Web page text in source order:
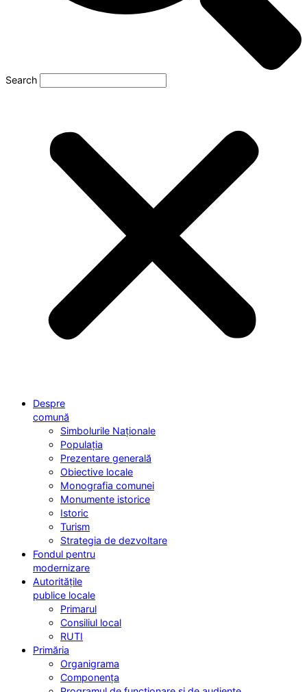
Search
Despre
comună
Simbolurile Naționale
Populația
Prezentare generală
Obiective locale
Monografia comunei
Monumente istorice
Istoric
Turism
Strategia de dezvoltare
Fondul pentru
modernizare
Autoritățile
publice locale
Primarul
Consiliul local
RUTI
Primăria
Organigrama
Componența